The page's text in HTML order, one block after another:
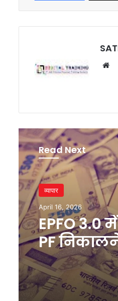
Read Next
व्यापार
April 16, 2026
EPFO 3.0
PF
खत्म